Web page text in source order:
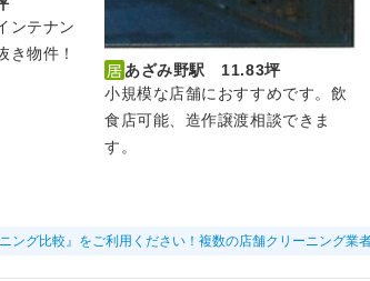
ンテナン
物件！
あざみ野駅 11.83坪
小規模な店舗におすすめです。飲
食店可能、造作譲渡相談できま
す。
ング比較』をご利用ください！複数の店舗クリーニング業